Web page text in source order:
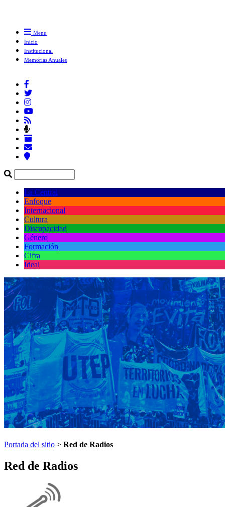
Menu
Inicio
Institucional
Memorias Anuales
La Central
Enfoque
Internacional
Cultura
Discapacidad
Género
Formación
Cifra
Ideal
Portada del sitio > Red de Radios
Red de Radios